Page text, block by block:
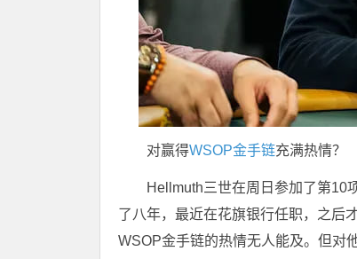
对赢得WSOP金手链充满热情？
Hellmuth三世在周日参加了第10
了八年，最近在花旗银行任职，之后
WSOP金手链的热情无人能及。但对